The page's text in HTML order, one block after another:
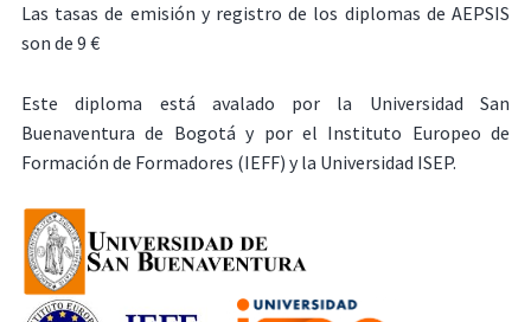
Las tasas de emisión y registro de los diplomas de AEPSIS
son de 9 €
Este diploma está avalado por la Universidad San
Buenaventura de Bogotá y por el Instituto Europeo de
Formación de Formadores (IEFF) y la Universidad ISEP.